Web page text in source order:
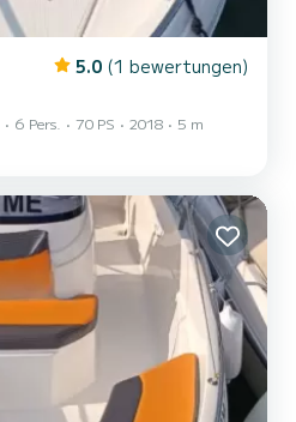
5.0 (1 bewertungen)
6 Pers. 70 PS 2018 5 m